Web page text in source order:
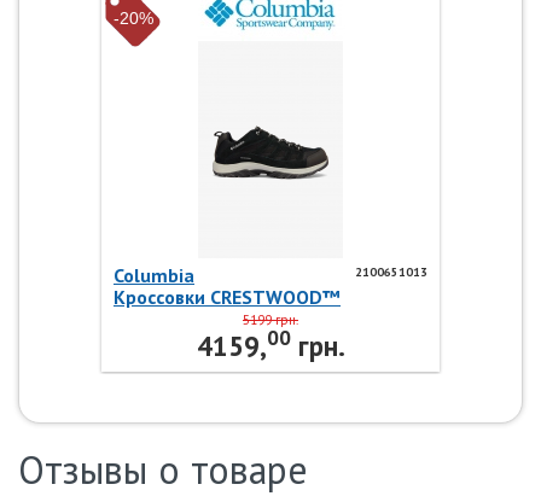
-20%
2100651013
Columbia
Кроссовки CRESTWOOD™
WATERPROOF 2100651013
5199 грн.
4159,00грн.
Отзывы о товаре